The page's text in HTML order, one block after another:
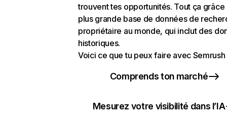
trouvent tes opportunités. Tout ça grâce
plus grande base de données de
propriétaire au monde, qui inclut des
historiques.
Voici ce que tu peux faire avec Semrush
Comprends ton marché
Mesurez votre visibilité dans l’IA